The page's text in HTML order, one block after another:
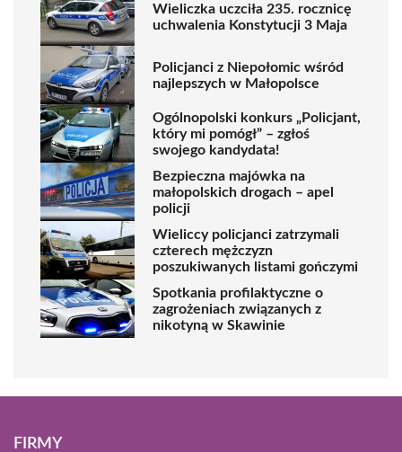
Wieliczka uczciła 235. rocznicę
uchwalenia Konstytucji 3 Maja
Policjanci z Niepołomic wśród
najlepszych w Małopolsce
Ogólnopolski konkurs „Policjant,
który mi pomógł” – zgłoś
swojego kandydata!
Bezpieczna majówka na
małopolskich drogach – apel
policji
Wieliccy policjanci zatrzymali
czterech mężczyzn
poszukiwanych listami gończymi
Spotkania profilaktyczne o
zagrożeniach związanych z
nikotyną w Skawinie
FIRMY